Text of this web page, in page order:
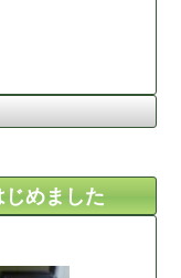
めました